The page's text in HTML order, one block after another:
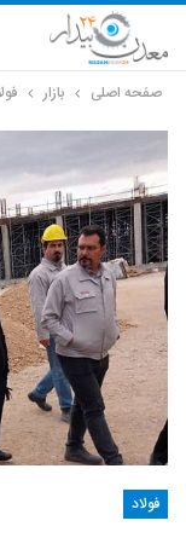
صفحه اصلی بازار
فولاد